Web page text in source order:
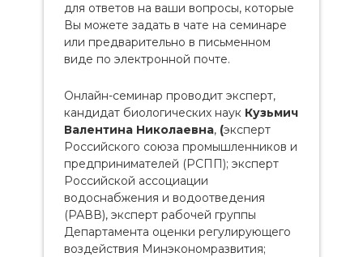
для ответов на ваши вопросы, которые
Вы можете задать в чате на семинаре
или предварительно в письменном
виде по электронной почте.
Онлайн-семинар проводит эксперт,
кандидат биологических наук Кузьмич
Валентина Николаевна, (эксперт
Российского союза промышленников и
предпринимателей (РСПП); эксперт
Российской ассоциации
водоснабжения и водоотведения
(РАВВ), эксперт рабочей группы
Департамента оценки регулирующего
воздействия Минэкономразвития;